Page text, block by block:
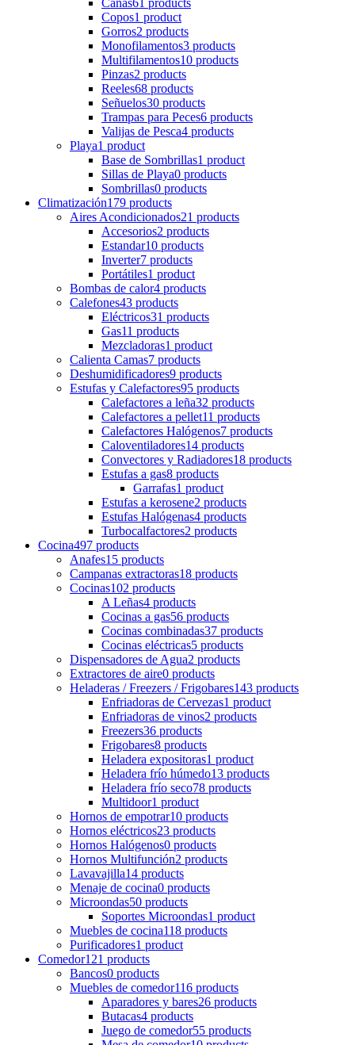
Copos1 product
Gorros2 products
Monofilamentos3 products
Multifilamentos10 products
Pinzas2 products
Reeles68 products
Señuelos30 products
Trampas para Peces6 products
Valijas de Pesca4 products
Playa1 product
Base de Sombrillas1 product
Sillas de Playa0 products
Sombrillas0 products
Climatización179 products
Aires Acondicionados21 products
Accesorios2 products
Estandar10 products
Inverter7 products
Portátiles1 product
Bombas de calor4 products
Calefones43 products
Eléctricos31 products
Gas11 products
Mezcladoras1 product
Calienta Camas7 products
Deshumidificadores9 products
Estufas y Calefactores95 products
Calefactores a leña32 products
Calefactores a pellet11 products
Calefactores Halógenos7 products
Caloventiladores14 products
Convectores y Radiadores18 products
Estufas a gas8 products
Garrafas1 product
Estufas a kerosene2 products
Estufas Halógenas4 products
Turbocalfactores2 products
Cocina497 products
Anafes15 products
Campanas extractoras18 products
Cocinas102 products
A Leñas4 products
Cocinas a gas56 products
Cocinas combinadas37 products
Cocinas eléctricas5 products
Dispensadores de Agua2 products
Extractores de aire0 products
Heladeras / Freezers / Frigobares143 products
Enfriadoras de Cervezas1 product
Enfriadoras de vinos2 products
Freezers36 products
Frigobares8 products
Heladera expositoras1 product
Heladera frío húmedo13 products
Heladera frío seco78 products
Multidoor1 product
Hornos de empotrar10 products
Hornos eléctricos23 products
Hornos Halógenos0 products
Hornos Multifunción2 products
Lavavajilla14 products
Menaje de cocina0 products
Microondas50 products
Soportes Microondas1 product
Muebles de cocina118 products
Purificadores1 product
Comedor121 products
Bancos0 products
Muebles de comedor116 products
Aparadores y bares26 products
Butacas4 products
Juego de comedor55 products